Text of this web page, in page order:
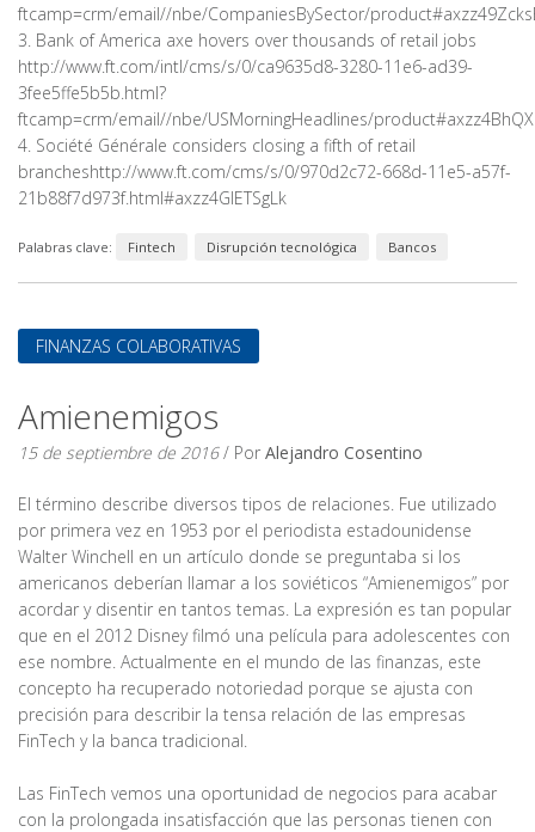
ftcamp=crm/email//nbe/CompaniesBySector/
3. Bank of America axe hovers over thousands of retail jobs
http://www.ft.com/intl/cms/s/0/ca9635d8-3280-11e6-ad39-
3fee5ffe5b5b.html?
ftcamp=crm/email//nbe/USMorningHeadlines/
4. Société Générale considers closing a fifth of retail
brancheshttp://www.ft.com/cms/s/0/970d2c72-668d-11e5-a57f-
21b88f7d973f.html#axzz4GIETSgLk
Palabras clave: Fintech Disrupción tecnológica Bancos
FINANZAS COLABORATIVAS
Amienemigos
15 de septiembre de 2016/ Por Alejandro Cosentino
El término describe diversos tipos de relaciones. Fue utilizado
por primera vez en 1953 por el periodista estadounidense
Walter Winchell en un artículo donde se preguntaba si los
americanos deberían llamar a los soviéticos “Amienemigos” por
acordar y disentir en tantos temas. La expresión es tan popular
que en el 2012 Disney filmó una película para adolescentes con
ese nombre. Actualmente en el mundo de las finanzas, este
concepto ha recuperado notoriedad porque se ajusta con
precisión para describir la tensa relación de las empresas
FinTech y la banca tradicional.
Las FinTech vemos una oportunidad de negocios para acabar
con la prolongada insatisfacción que las personas tienen con